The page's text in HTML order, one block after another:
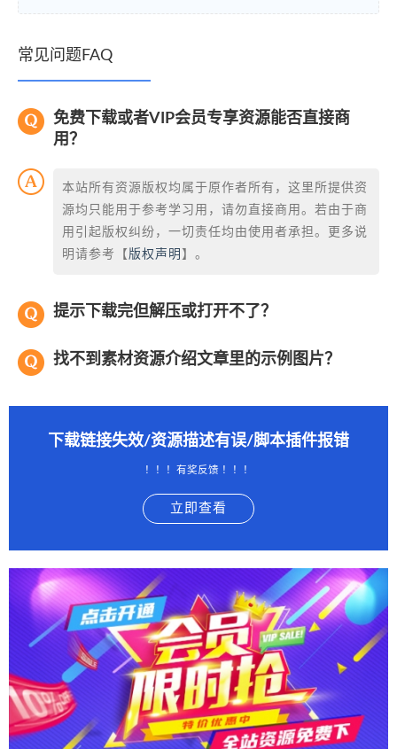
常见问题FAQ
免费下载或者VIP会员专享资源能否直接商
用？
本站所有资源版权均属于原作者所有，这里所提供资
源均只能用于参考学习用，请勿直接商用。若由于商
用引起版权纠纷，一切责任均由使用者承担。更多说
明请参考【 版权声明 】。
提示下载完但解压或打开不了？
找不到素材资源介绍文章里的示例图片？
下载链接失效/资源描述有误/脚本插件报错
！！！有奖反馈 ！！！
立即查看